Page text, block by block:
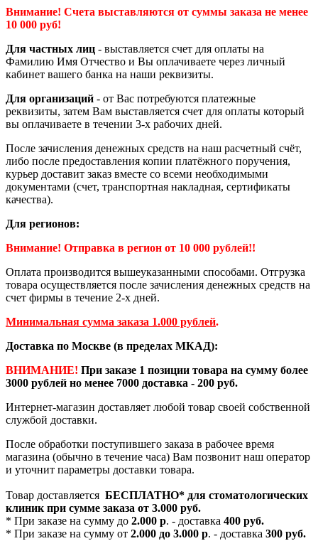
Внимание! Счета выставляются от суммы заказа не менее
10 000 руб!
Для частных лиц - выставляется счет для оплаты на
Фамилию Имя Отчество и Вы оплачиваете через личный
кабинет вашего банка на наши реквизиты.
Для организаций - от Вас потребуются платежные
реквизиты, затем Вам выставляется счет для оплаты который
вы оплачиваете в течении 3-х рабочих дней.
После зачисления денежных средств на наш расчетный счёт,
либо после предоставления копии платёжного поручения,
курьер доставит заказ вместе со всеми необходимыми
документами (счет, транспортная накладная, сертификаты
качества).
Для регионов:
Внимание! Отправка в регион от 10 000 рублей!!
Оплата производится вышеуказанными способами. Отгрузка
товара осуществляется после зачисления денежных средств на
счет фирмы в течение 2-х дней.
Минимальная сумма заказа 1.000 рублей.
Доставка по Москве (в пределах МКАД):
ВНИМАНИЕ! При заказе 1 позиции товара на сумму более
3000 рублей но менее 7000 доставка - 200 руб.
Интернет-магазин доставляет любой товар своей собственной
службой доставки.
После обработки поступившего заказа в рабочее время
магазина (обычно в течение часа) Вам позвонит наш оператор
и уточнит параметры доставки товара.
Товар доставляется БЕСПЛАТНО* для стоматологических
клиник при сумме заказа от 3.000 руб.
* При заказе на сумму до 2.000 р. - доставка 400 руб.
* При заказе на сумму от 2.000 до 3.000 р. - доставка 300 руб.